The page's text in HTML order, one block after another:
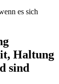
es sich
Haltung
sind